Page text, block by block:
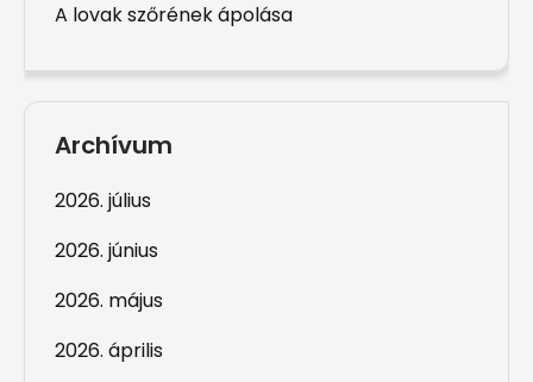
A lovak szőrének ápolása
Archívum
2026. július
2026. június
2026. május
2026. április